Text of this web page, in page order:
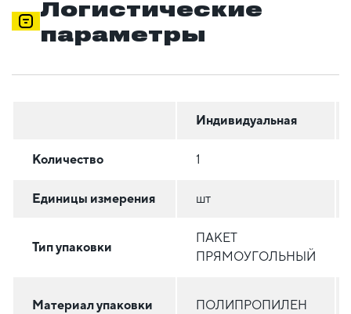
Логистические
параметры
Индивидуальная
Количество 1
Единицы измерения шт
Тип упаковки
ПАКЕТ
ПРЯМОУГОЛЬНЫЙ
Материал упаковки ПОЛИПРОПИЛЕН